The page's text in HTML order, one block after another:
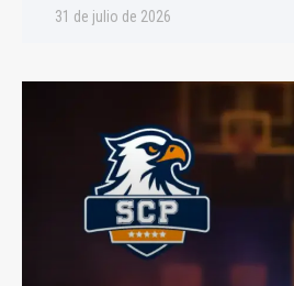
31 de julio de 2026